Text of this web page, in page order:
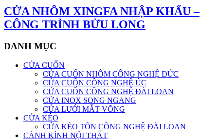
CỬA NHÔM XINGFA NHẬP KHẨU –
CÔNG TRÌNH BỬU LONG
DANH MỤC
CỬA CUỐN
CỬA CUỐN NHÔM CÔNG NGHỆ ĐỨC
CỬA CUỐN CÔNG NGHỆ ÚC
CỬA CUỐN CÔNG NGHỆ ĐÀI LOAN
CỬA INOX SONG NGANG
CỬA LƯỚI MẮT VÕNG
CỬA KÉO
CỬA KÉO TÔN CÔNG NGHỆ ĐÀI LOAN
CÁNH KÍNH NỘI THẤT